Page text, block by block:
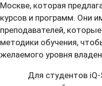
Москве, которая
курсов и программ. Они
преподавателей,
методики обучения,
желаемого уровня
Для студентов